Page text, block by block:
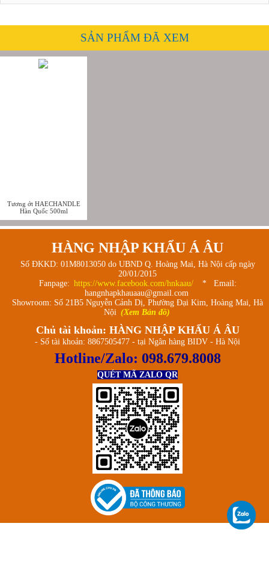
SẢN PHẨM ĐÃ XEM
Tương ớt HAECHANDLE
Hàn Quốc 500ml
HÀNG NHẬP KHẨU Á ÂU
Số ĐKKD: 01M8013050 do UBND Q. Hoàng Mai, Hà Nội cấp ngày
20/01/2015
Fanpage: https://www.facebook.com/hnkaau/
* Email:
hangnhapkhauaau@gmail.com
Showroom: Số 21B5 Nguyễn Cảnh Dị, Phường Đại Kim, Hoàng Mai, Hà
Nội (Xem Bản đồ)
Chủ tài khoản: HÀNG NHẬP KHẨU Á ÂU
- Số tài khoản: 8867505477 - tại Ngân hàng BIDV - Hà Nội
Hotline/Zalo: 098.679.8008
QUÉT MÃ ZALO QR